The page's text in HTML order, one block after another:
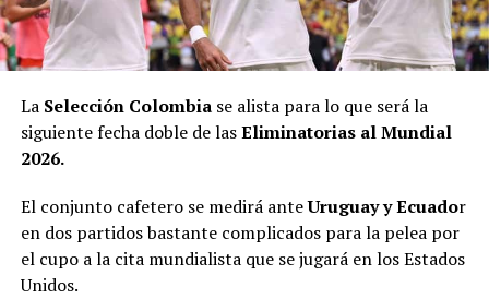
LaSelección Colombiase alista para lo que será la
siguiente fecha doble de lasEliminatorias al Mundial
2026.
El conjunto cafetero se medirá anteUruguay y Ecuador
en dos partidos bastante complicados para la pelea por
el cupo a la cita mundialista que se jugará en los Estados
Unidos.